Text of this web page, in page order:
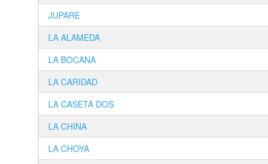
JUPARE
LA ALAMEDA
LA BOCANA
LA CARIDAD
LA CASETA DOS
LA CHINA
LA CHOYA